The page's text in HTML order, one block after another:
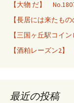
【大物 だ】
【長居には来たも
【三国ヶ丘駅コイ
【酒粕レーズン2】
最近の投稿